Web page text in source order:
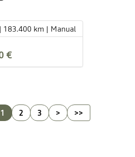
183.400 km | Manual
€
1 2 3 > >>